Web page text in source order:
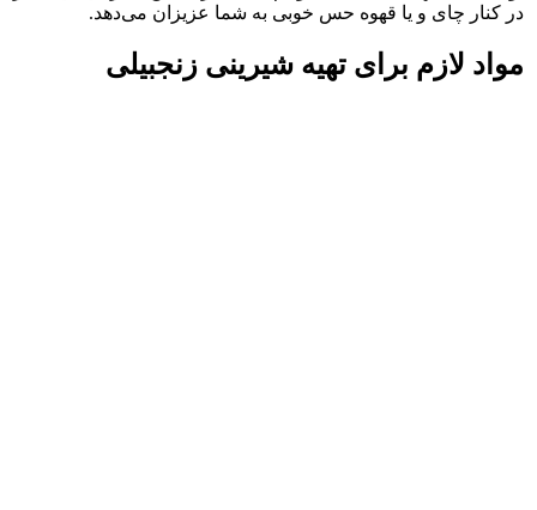
در کنار چای و یا قهوه حس خوبی به شما عزیزان می‌دهد.
مواد لازم برای تهیه شیرینی زنجبیلی